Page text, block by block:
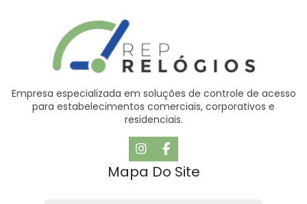
Empresa especializada em soluções de controle de acesso
para estabelecimentos comerciais, corporativos e
residenciais.
Mapa Do Site